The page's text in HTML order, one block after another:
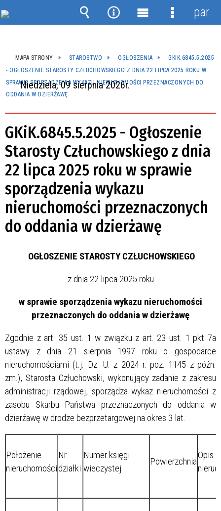
Niedziela, 09 sierpnia 2026r.
MAPA STRONY STAROSTWO OGŁOSZENIA
GKIK.6845.5.2025
- OGŁOSZENIE STAROSTY CZŁUCHOWSKIEGO Z DNIA 22 LIPCA 2025 ROKU W
SPRAWIE SPORZĄDZENIA WYKAZU NIERUCHOMOŚCI PRZEZNACZONYCH DO
ODDANIA W DZIERŻAWĘ
GKiK.6845.5.2025 - Ogłoszenie
Starosty Człuchowskiego z dnia
22 lipca 2025 roku w sprawie
sporządzenia wykazu
nieruchomości przeznaczonych
do oddania w dzierżawę
OGŁOSZENIE STAROSTY CZŁUCHOWSKIEGO
z dnia 22 lipca 2025 roku
w sprawie sporządzenia wykazu nieruchomości
przeznaczonych do oddania w dzierżawę
Zgodnie z art. 35 ust. 1 w związku z art. 23 ust. 1 pkt 7a
ustawy z dnia 21 sierpnia 1997 roku o gospodarce
nieruchomościami (t.j. Dz. U. z 2024 r. poz. 1145 z późn.
zm.), Starosta Człuchowski, wykonujący zadanie z zakresu
administracji rządowej, sporządza wykaz nieruchomości z
zasobu Skarbu Państwa przeznaczonych do oddania w
dzierżawę w drodze bezprzetargowej na okres 3 lat.
Położenie
nieruchomości
Nr
działki
Numer księgi
wieczystej
Powierzchnia
Opis
Wyszukiwarka
Narzędzia
Menu Menu
panel